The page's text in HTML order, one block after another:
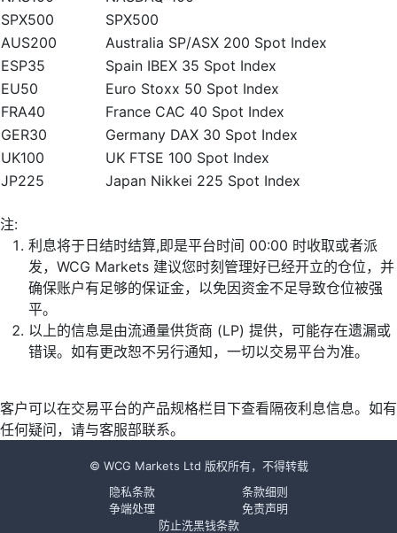
SPX500
SPX500
AUS200
Australia SP/ASX 200 Spot Index
ESP35
Spain IBEX 35 Spot Index
EU50
Euro Stoxx 50 Spot Index
FRA40
France CAC 40 Spot Index
GER30
Germany DAX 30 Spot Index
UK100
UK FTSE 100 Spot Index
JP225
Japan Nikkei 225 Spot Index
注:
利息将于日结时结算,即是平台时间 00:00 时收取或者派
发，WCG Markets 建议您时刻管理好已经开立的仓位，并
确保账户有足够的保证金，以免因资金不足导致仓位被强
平。
以上的信息是由流通量供货商 (LP) 提供，可能存在遗漏或
错误。如有更改恕不另行通知，一切以交易平台为准。
客户可以在交易平台的产品规格栏目下查看隔夜利息信息。如有
任何疑问，请与客服部联系。
© WCG Markets Ltd 版权所有，不得转载
隐私条款
条款细则
争端处理
免责声明
防止洗黑钱条款